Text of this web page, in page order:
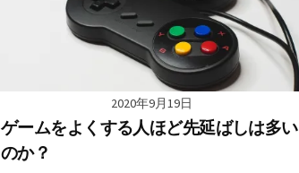
2020年9月19日
ゲームをよくする人ほど先延ばしは多い
のか？